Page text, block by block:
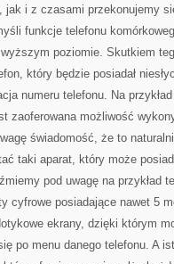
jak i z czasami przekonujemy
funkcje telefonu
poziomie. Skutkiem
który będzie posiadał
numeru telefonu. Na
zaoferowana możliwość
świadomość, że to
taki aparat, który może
pod uwagę na przykład
cyfrowe posiadające nawet 5
ekrany, dzięki którym
po menu danego telefonu. A